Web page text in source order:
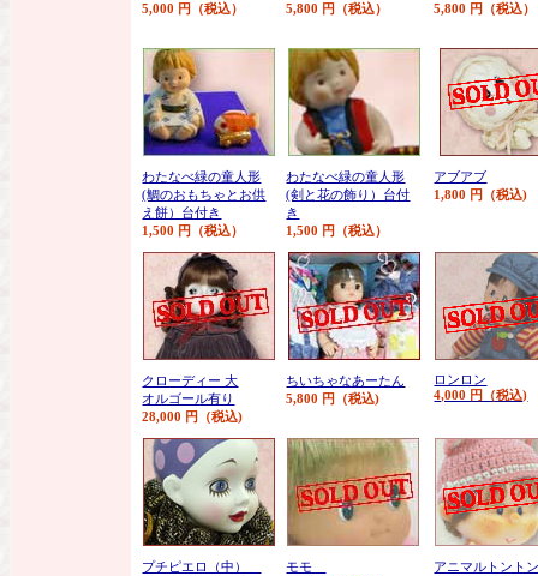
5,000 円（税込）
5,800 円（税込）
5,800 円（税込）
わたなべ緑の童人形
(鯛のおもちゃとお供
え餅）台付き
1,500 円（税込）
わたなべ緑の童人形
(剣と花の飾り）台付
き
1,500 円（税込）
アブアブ
1,800 円（税込)
クローディー 大
オルゴール有り
28,000 円（税込)
ちいちゃなあーたん
5,800 円（税込)
ロンロン
4,000 円（税込)
プチピエロ（中）
モモ
アニマルトント